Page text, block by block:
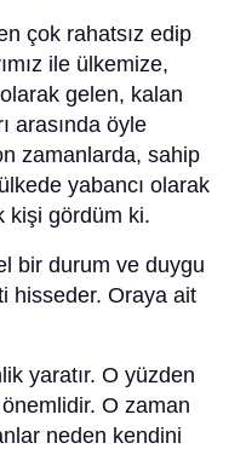
çok rahatsız edip
ile ülkemize,
gelen, kalan
arasında öyle
zamanlarda, sahip
yabancı olarak
kişi gördüm ki.
bir durum ve duygu
hisseder. Oraya ait
yaratır. O yüzden
O zaman
neden kendini